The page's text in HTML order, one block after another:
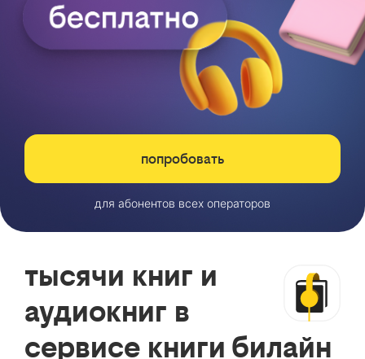
попробовать
для абонентов всех операторов
тысячи книг и
аудиокниг в
сервисе книги билайн